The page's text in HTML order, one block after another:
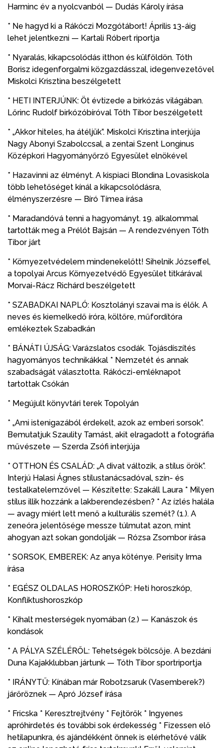
Harminc év a nyolcvanból — Dudás Károly írása
* Ne hagyd ki a Rákóczi Mozgótábort! Április 13-áig
lehet jelentkezni — Kartali Róbert riportja
* Nyaralás, kikapcsolódás itthon és külföldön. Tóth
Borisz idegenforgalmi közgazdásszal, idegenvezetővel
Miskolci Krisztina beszélgetett
* HETI INTERJÚNK: Öt évtizede a birkózás világában.
Lőrinc Rudolf birkózóbíróval Tóth Tibor beszélgetett
* „Akkor hiteles, ha átéljük”. Miskolci Krisztina interjúja
Nagy Abonyi Szabolccsal, a zentai Szent Longinus
Középkori Hagyományőrző Egyesület elnökével
* Hazavinni az élményt. A kispiaci Blondina Lovasiskola
több lehetőséget kínál a kikapcsolódásra,
élményszerzésre — Bíró Tímea írása
* Maradandóvá tenni a hagyományt. 19. alkalommal
tartották meg a Prélót Bajsán — A rendezvényen Tóth
Tibor járt
* Környezetvédelem mindenekelőtt! Sihelnik Józseffel,
a topolyai Arcus Környezetvédő Egyesület titkárával
Morvai-Rácz Richárd beszélgetett
* SZABADKAI NAPLÓ: Kosztolányi szavai ma is élők. A
neves és kiemelkedő íróra, költőre, műfordítóra
emlékeztek Szabadkán
* BÁNÁTI ÚJSÁG: Varázslatos csodák. Tojásdíszítés
hagyományos technikákkal * Nemzetét és annak
szabadságát választotta. Rákóczi-emléknapot
tartottak Csókán
* Megújult könyvtári terek Topolyán
* „Ami istenigazából érdekelt, azok az emberi sorsok”.
Bemutatjuk Szaulity Tamást, akit elragadott a fotográfia
művészete — Szerda Zsófi interjúja
* OTTHON ÉS CSALÁD: „A divat változik, a stílus örök”.
Interjú Halasi Ágnes stílustanácsadóval, szín- és
testalkatelemzővel — Készítette: Szakáll Laura * Milyen
stílus illik hozzánk a lakberendezésben? * Az ízlés halála
— avagy miért lett menő a kulturális szemét? (1.). A
zeneóra jelentősége messze túlmutat azon, mint
ahogyan azt sokan gondolják — Rózsa Zsombor írása
* SORSOK, EMBEREK: Az anya köténye. Perisity Irma
írása
* EGÉSZ OLDALAS HOROSZKÓP: Heti horoszkóp,
Konfliktushoroszkóp
* Kihalt mesterségek nyomában (2.) — Kanászok és
kondások
* A PÁLYA SZÉLÉRŐL: Tehetségek bölcsője. A bezdáni
Duna Kajakklubban jártunk — Tóth Tibor sportriportja
* IRÁNYTŰ: Kínában már Robotzsaruk (Vasemberek?)
járőröznek — Apró József írása
* Fricska * Keresztrejtvény * Fejtörők * Ingyenes
apróhirdetés és további sok érdekesség * Fizessen elő
hetilapunkra, és ajándékként önnek is elérhetővé válik